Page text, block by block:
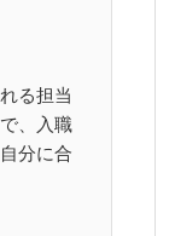
る担当
、入職
分に合